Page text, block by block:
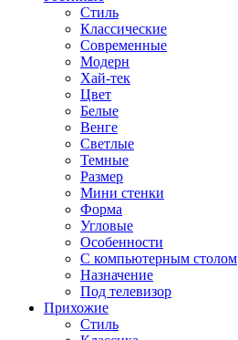
Стиль
Классические
Современные
Модерн
Хай-тек
Цвет
Белые
Венге
Светлые
Темные
Размер
Мини стенки
Форма
Угловые
Особенности
С компьютерным столом
Назначение
Под телевизор
Прихожие
Стиль